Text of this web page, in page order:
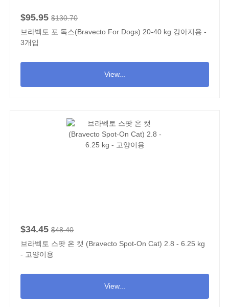
$95.95 $130.70
브라벡토 포 독스(Bravecto For Dogs) 20-40 kg 강아지용 -
3개입
View...
$34.45 $48.40
브라벡토 스팟 온 캣 (Bravecto Spot-On Cat) 2.8 - 6.25 kg
- 고양이용
View...